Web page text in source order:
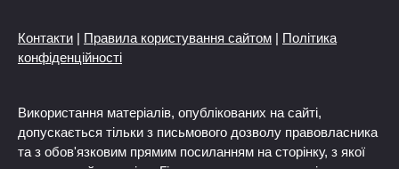
Контакти | Правила користування сайтом | Політика
конфіденційності
Використання матеріалів, опублікованих на сайті,
допускається тільки з письмового дозволу правовласника
та з обов'язковим прямим посиланням на сторінку, з якої